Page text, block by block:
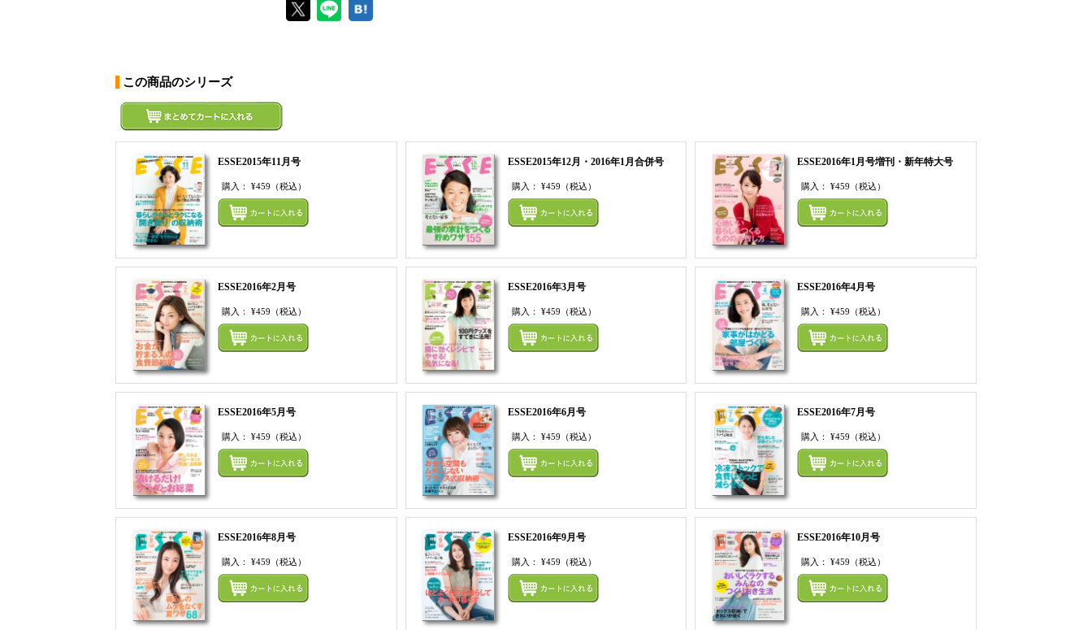
この商品のシリーズ
ESSE2015年11月号
購入： ¥459 （税込）
まとめてカートにいれる
ESSE2015年12月・2016年1月合併号
購入： ¥459 （税込）
まとめてカートにいれる
ESSE2016年1月号増刊・新年特大号
購入：¥459 （税込）
ESSE2016年2月号
購入： ¥459 （税込）
まとめてカートにいれる
ESSE2016年3月号
購入： ¥459 （税込）
まとめてカートにいれる
ESSE2016年4月号
購入：¥459 （税込）
ESSE2016年5月号
購入： ¥459 （税込）
まとめてカートにいれる
ESSE2016年6月号
購入： ¥459 （税込）
まとめてカートにいれる
ESSE2016年7月号
購入：¥459 （税込）
ESSE2016年8月号
購入： ¥459 （税込）
まとめてカートにいれる
ESSE2016年9月号
購入： ¥459 （税込）
まとめてカートにいれる
ESSE2016年10月号
購入：¥459 （税込）